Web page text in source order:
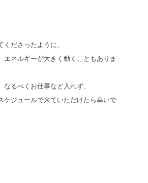
くださったように、
エネルギーが大きく動くこともありま
なるべくお仕事など入れず、
ケジュールで来ていただけたら幸いで